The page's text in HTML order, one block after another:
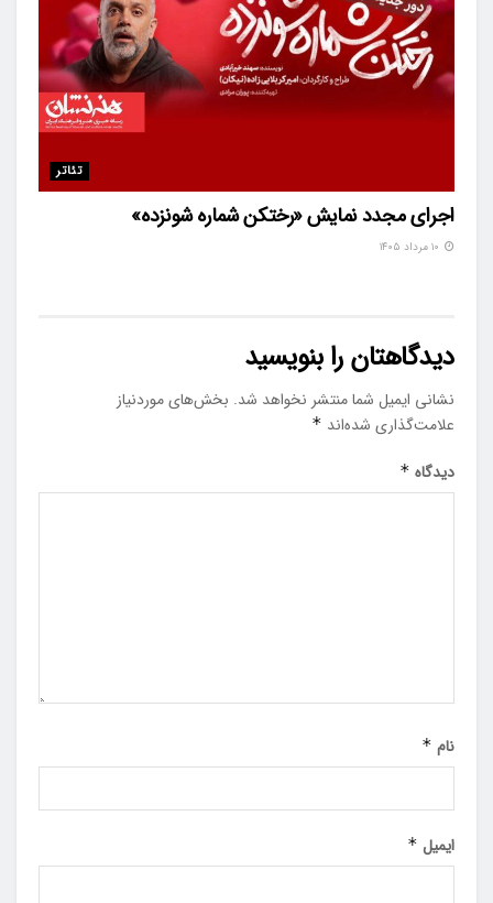
تئاتر
اجرای مجدد نمایش «رختکن شماره شونزده»
دیدگاهتان را بنویسید
نشانی ایمیل شما منتشر نخواهد شد. بخش‌های موردنیاز
علامت‌گذاری شده‌اند *
دیدگاه *
نام *
ایمیل *